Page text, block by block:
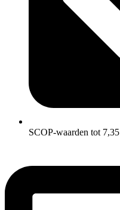
SCOP-waarden tot 7,35